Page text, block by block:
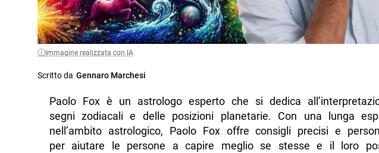
Immagine realizzata con IA
Scritto da Gennaro Marchesi
Paolo Fox è un astrologo esperto che si dedica
segni zodiacali e delle posizioni planetarie. Con una lunga
nell’ambito astrologico, Paolo Fox offre consigli precisi e
per aiutare le persone a capire meglio se stesse e il loro